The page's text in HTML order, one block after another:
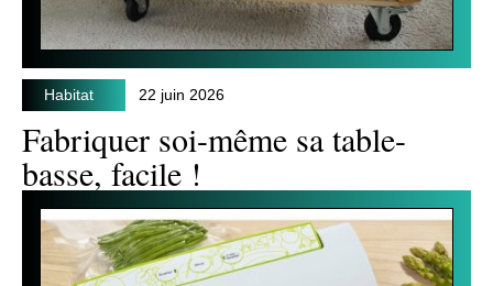
Habitat 22 juin 2026
Fabriquer soi-même sa table-
basse, facile !